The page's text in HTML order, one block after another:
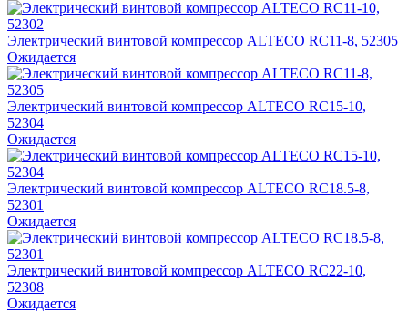
Электрический винтовой компрессор ALTECO RC11-8, 52305
Ожидается
Электрический винтовой компрессор ALTECO RC15-10,
52304
Ожидается
Электрический винтовой компрессор ALTECO RC18.5-8,
52301
Ожидается
Электрический винтовой компрессор ALTECO RC22-10,
52308
Ожидается